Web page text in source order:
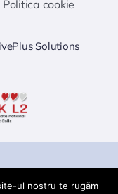
Politica cookie
Solutions
ul nostru te rugăm
Unable to initialize